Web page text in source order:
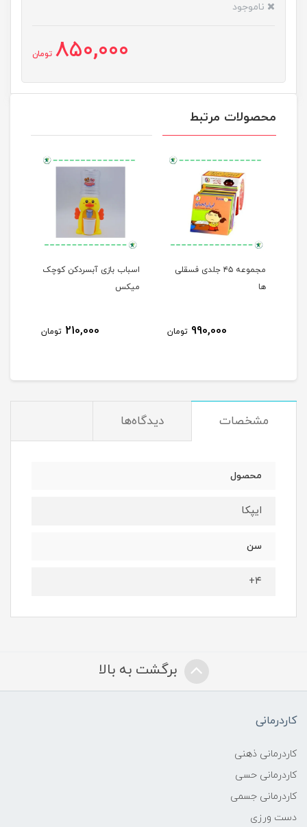
ناموجود
850,000 تومان
محصولات مرتبط
مجموعه ۴۵ جلدی فسقلی
ها
990,000 تومان
اسباب بازی آبسردکن کوچک
میکس
210,000 تومان
مشخصات دیدگاه‌ها
محصول
ایپکا
سن
۴+
برگشت به بالا
کاردرمانی
کاردرمانی ذهنی
کاردرمانی حسی
کاردرمانی جسمی
دست ورزی